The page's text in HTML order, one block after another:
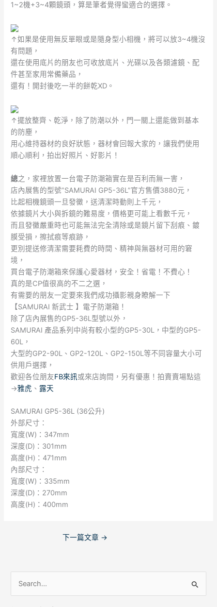
1~2機+3~4顆鏡頭，算是筆者覺得蠻適合的選擇。
↑如果是使用無反單眼或是隨身型小相機，將可以放3~4機沒
有問題，
還在使用底片的朋友也可收放底片、光碟以及各類濾鏡、配
件甚至家用常備藥品，
還有！開封後吃一半的餅乾XD。
↑擺放整齊、乾淨，除了防潮以外，門一關上還能做到基本
的防塵，
用心維持器材的良好狀態，器材會回報大家的，讓我們使用
順心順利，拍出好照片、好影片！
總之，家裡放置一台電子防潮箱實在是百利而無一害，
店內展售的型號”SAMURAI GP5-36L”官方售價3880元，
比起相機鏡頭一旦發黴，送清潔時動則上千元，
依據鏡片大小與拆鏡的難易度，價格更可能上看數千元，
而且發黴嚴重時也可能無法完全清除或是鏡片留下刮痕、鍍
膜受損，擦拭痕等痕跡，
更別提送修清潔需要耗費的時間、精神與無器材可用的窘
境，
買台電子防潮箱來保護心愛器材，安全！省電！不費心！
真的是CP值很高的不二之選，
有需要的朋友一定要來我們成功攝影親身瞭解一下
【SAMURAI 新武士 】電子防潮箱！
除了店內展售的GP5-36L型號以外，
SAMURAI 產品系列中尚有較小型的GP5-30L，中型的GP5-
60L，
大型的GP2-90L、GP2-120L、GP2-150L等不同容量大小可
供用戶選擇，
歡迎各位朋友FB來訊或來店詢問，另有優惠！拍賣賣場點這
→雅虎 、 露天
SAMURAI GP5-36L (36公升)
外部尺寸：
寬度(W)：347mm
深度(D)：301mm
高度(H)：471mm
內部尺寸：
寬度(W)：335mm
深度(D)：270mm
高度(H)：400mm
下一篇文章 →